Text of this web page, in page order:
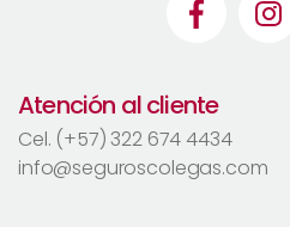
Atención al cliente
Cel. (+57) 322 674 4434
info@seguroscolegas.com